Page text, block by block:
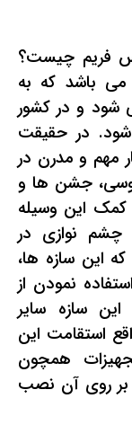
فریم چیست؟
می باشد که به
شود و در کشور
در حقیقت
مهم و مدرن در
جشن ها و
کمک این وسیله
و چشم نوازی در
این سازه ها،
نمودن از
سازه سایر
استقامت این
همچون
بر روی آن نصب